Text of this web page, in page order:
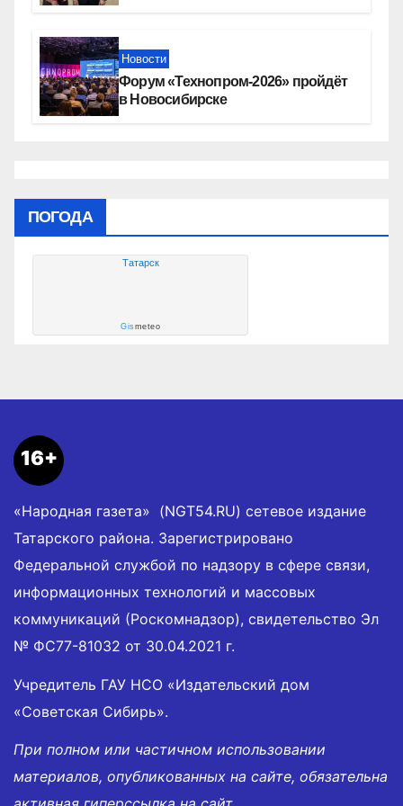
Новости
Форум «Технопром-2026» пройдёт
в Новосибирске
ПОГОДА
Татарск
Gismeteo
16+
«Народная газета» (NGT54.RU) сетевое издание
Татарского района. Зарегистрировано
Федеральной службой по надзору в сфере связи,
информационных технологий и массовых
коммуникаций (Роскомнадзор), свидетельство Эл
№ ФС77-81032 от 30.04.2021 г.
Учредитель ГАУ НСО «Издательский дом
«Советская Сибирь».
При полном или частичном использовании
материалов, опубликованных на сайте, обязательна